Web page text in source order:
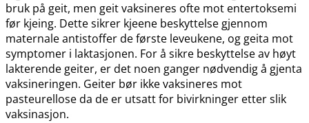
bruk på geit, men geit vaksineres ofte mot entertoksemi
før kjeing. Dette sikrer kjeene beskyttelse gjennom
maternale antistoffer de første leveukene, og geita mot
symptomer i laktasjonen. For å sikre beskyttelse av høyt
lakterende geiter, er det noen ganger nødvendig å gjenta
vaksineringen. Geiter bør ikke vaksineres mot
pasteurellose da de er utsatt for bivirkninger etter slik
vaksinasjon.